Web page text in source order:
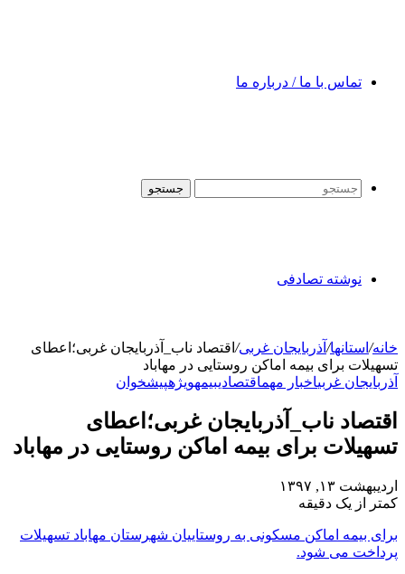
تماس با ما / درباره ما
جستجو
نوشته تصادفی
خانه/ استانها/ آذربایجان غربی/ اقتصاد ناب_آذربایجان غربی؛اعطای
تسهیلات برای بیمه اماکن روستایی در مهاباد
آذربایجان غربیاخبار مهماقتصادیبیمهویژهپیشخوان
اقتصاد ناب_آذربایجان غربی؛اعطای
تسهیلات برای بیمه اماکن روستایی در مهاباد
اردیبهشت ۱۳, ۱۳۹۷
کمتر از یک دقیقه
برای بیمه اماکن مسکونی به روستاییان شهرستان مهاباد تسهیلات
پرداخت می شود.